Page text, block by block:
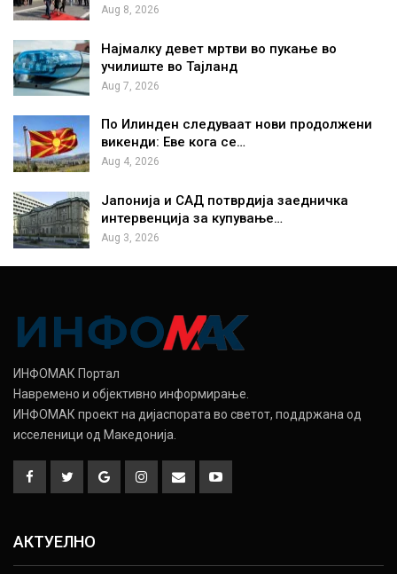
Aug 8, 2026
Најмалку девет мртви во пукање во
училиште во Тајланд
Aug 7, 2026
По Илинден следуваат нови продолжени
викенди: Еве кога се…
Aug 4, 2026
Јапонија и САД потврдија заедничка
интервенција за купување…
Aug 3, 2026
ИНФОМАК Портал
Навремено и објективно информирање.
ИНФОМАК проект на дијаспората во светот, поддржана од
исселеници од Македонија.
АКТУЕЛНО